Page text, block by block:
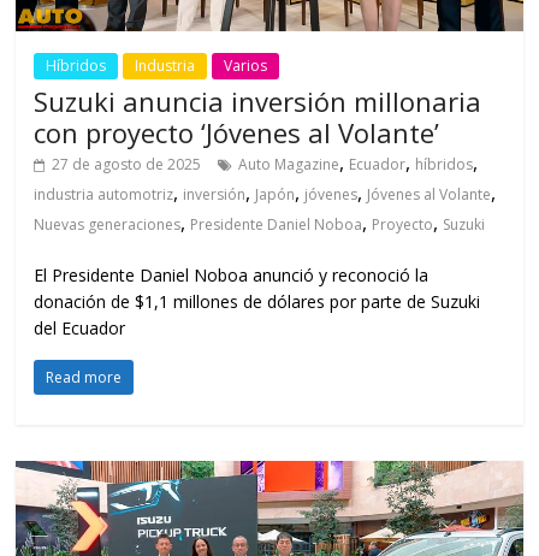
Híbridos Industria Varios
Suzuki anuncia inversión millonaria
con proyecto ‘Jóvenes al Volante’
27 de agosto de 2025 Auto Magazine, Ecuador, híbridos,
industria automotriz, inversión, Japón, jóvenes, Jóvenes al Volante,
Nuevas generaciones, Presidente Daniel Noboa, Proyecto, Suzuki
El Presidente Daniel Noboa anunció y reconoció la
donación de $1,1 millones de dólares por parte de Suzuki
del Ecuador
Read more